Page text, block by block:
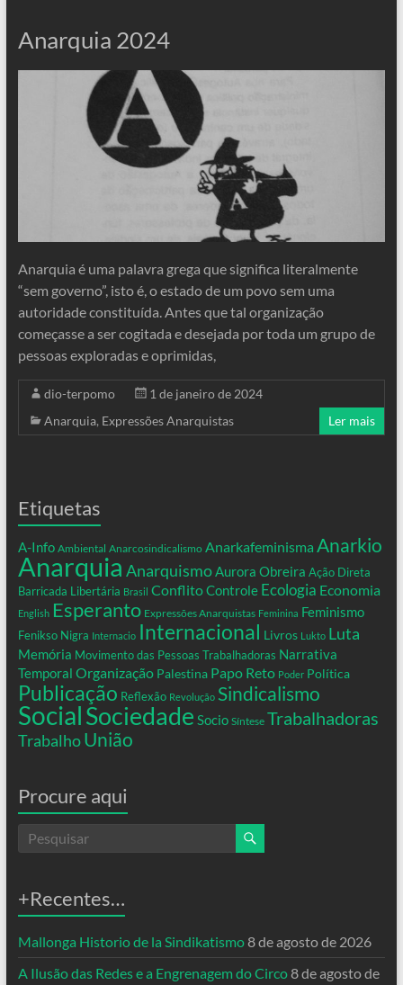
Anarquia 2024
Anarquia é uma palavra grega que significa literalmente
“sem governo”, isto é, o estado de um povo sem uma
autoridade constituída. Antes que tal organização
começasse a ser cogitada e desejada por toda um grupo de
pessoas exploradas e oprimidas,
dio-terpomo
1 de janeiro de 2024
Anarquia, Expressões Anarquistas Ler mais
Etiquetas
A-Info Ambiental Anarcosindicalismo Anarkafeminisma Anarkio
Anarquia Anarquismo Aurora Obreira Ação Direta
Barricada Libertária Brasil ConflitoControle Ecologia Economia
English Esperanto Expressões Anarquistas Feminina Feminismo
Fenikso Nigra Internacio Internacional Livros Lukto Luta
Memória Movimento das Pessoas Trabalhadoras Narrativa
Temporal Organização Palestina Papo Reto Poder Política
Publicação Reflexão Revolução Sindicalismo
SocialSociedade Socio Síntese Trabalhadoras
Trabalho União
Procure aqui
+Recentes…
Mallonga Historio de la Sindikatismo8 de agosto de 2026
A Ilusão das Redes e a Engrenagem do Circo8 de agosto de